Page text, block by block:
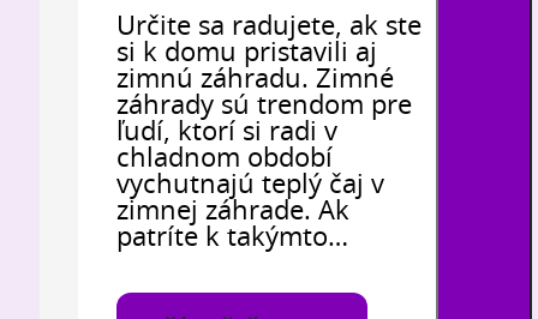
Určite sa radujete, ak ste
si k domu pristavili aj
zimnú záhradu. Zimné
záhrady sú trendom pre
ľudí, ktorí si radi v
chladnom období
vychutnajú teplý čaj v
zimnej záhrade. Ak
patríte k takýmto…